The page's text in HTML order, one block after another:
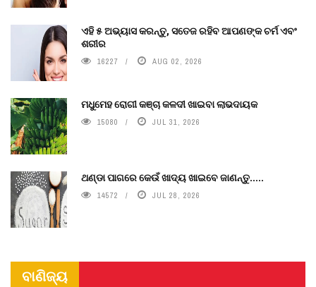
ଏହି ୫ ଅଭ୍ୟାସ କରନ୍ତୁ, ସତେଜ ରହିବ ଆପଣଙ୍କ ଚର୍ମ ଏବଂ
ଶରୀର
16227 AUG 02, 2026
ମଧୁମେହ ରୋଗୀ କଞ୍ଚା କଳଦୀ ଖାଇବା ଲାଭଦାୟକ
15080 JUL 31, 2026
ଥଣ୍ଡା ପାଗରେ କେଉଁ ଖାଦ୍ୟ ଖାଇବେ ଜାଣନ୍ତୁ.....
14572 JUL 28, 2026
ବାଣିଜ୍ୟ